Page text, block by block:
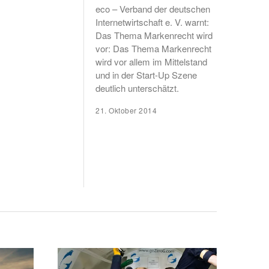
eco – Verband der deutschen
Internetwirtschaft e. V. warnt:
Das Thema Markenrecht wird
vor: Das Thema Markenrecht
wird vor allem im Mittelstand
und in der Start-Up Szene
deutlich unterschätzt.
21. Oktober 2014